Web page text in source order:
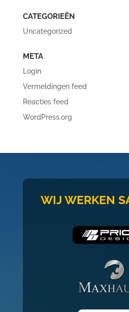
CATEGORIEËN
Uncategorized
META
Login
Vermeldingen feed
Reacties feed
WordPress.org
WIJ WERKEN